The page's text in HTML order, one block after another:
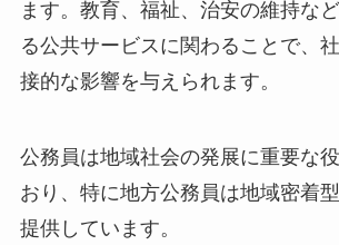
ます。教育、福祉、治安の維持な
る公共サービスに関わることで、
接的な影響を与えられます。
公務員は地域社会の発展に重要な
おり、特に地方公務員は地域密着
提供しています。